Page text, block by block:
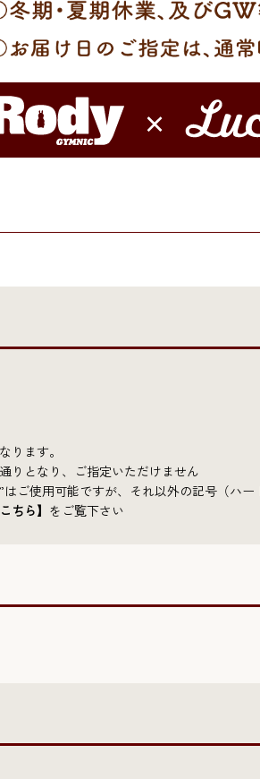
ります。
りとなり、ご指定いただけません
ご使用可能ですが、それ以外の記号（ハ
こちら】 をご覧下さい